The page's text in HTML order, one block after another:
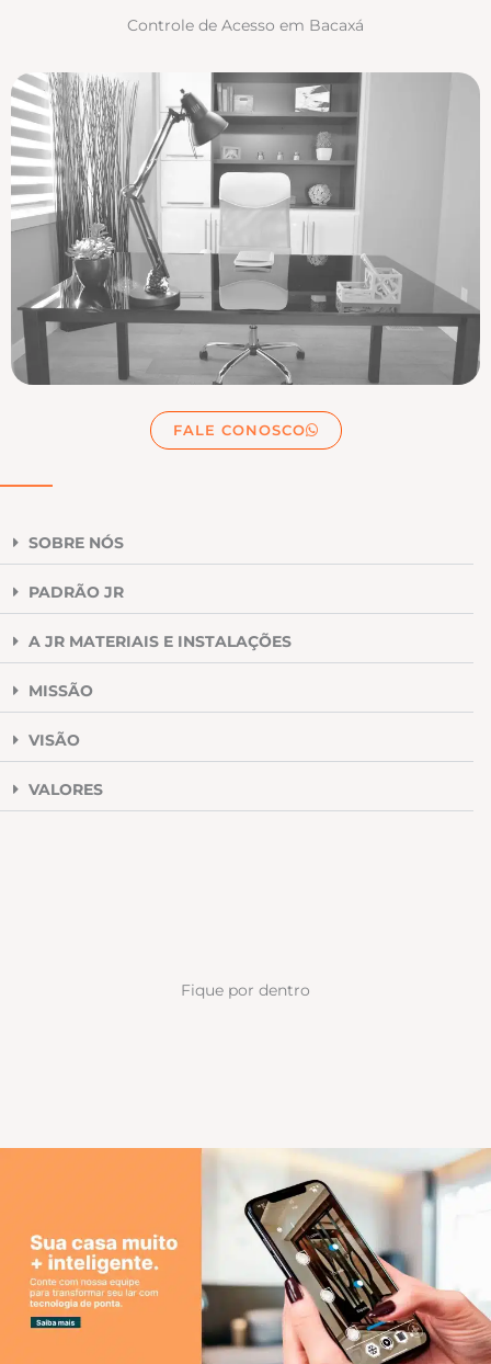
Controle de Acesso em Bacaxá
FALE CONOSCO
SOBRE NÓS
PADRÃO JR
A JR MATERIAIS E INSTALAÇÕES
MISSÃO
VISÃO
VALORES
Fique por dentro